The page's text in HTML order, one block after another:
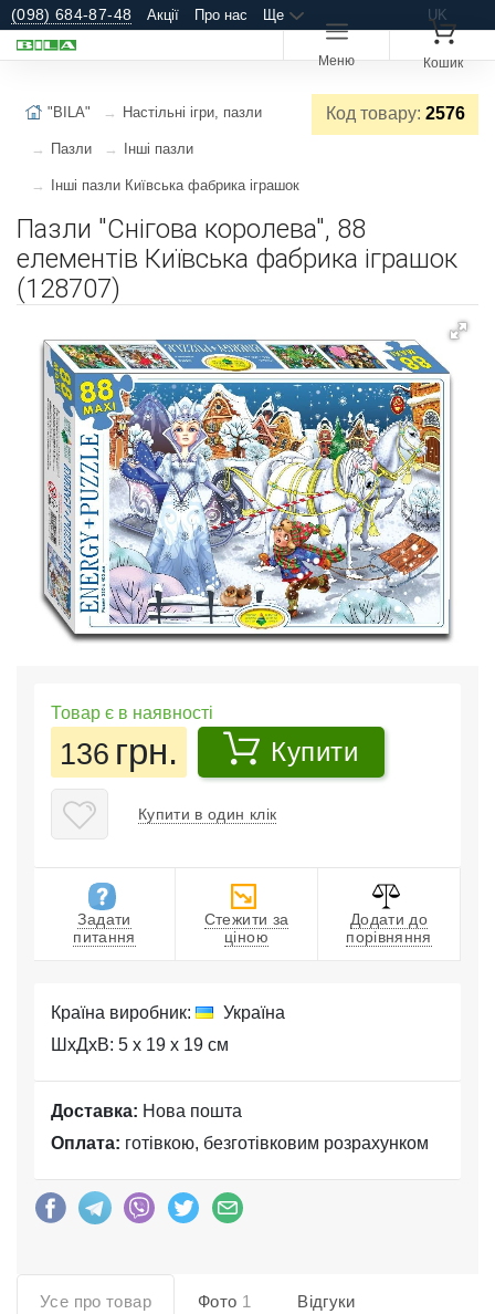
(098) 684-87-48 Акції Про нас Ще UK
Меню Кошик
Код товару: 2576
"BILA" Настільні ігри, пазли
Пазли Інші пазли
Інші пазли Київська фабрика іграшок
Пазли "Снігова королева", 88
елементів Київська фабрика іграшок
(128707)
Товар є в наявності
136 грн. Купити
Купити в один клік
Задати
питання
Стежити за
ціною
Додати до
порівняння
Країна виробник:
Україна
ШхДхВ: 5 x 19 x 19 см
Доставка: Нова пошта
Оплата: готівкою, безготівковим розрахунком
Усе про товар Фото 1 Відгуки